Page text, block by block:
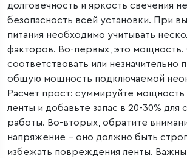
долговечность и яркость свечения
безопасность всей установки. При
питания необходимо учитывать
факторов. Во-первых, это мощность.
соответствовать или незначительно
общую мощность подключаемой
Расчет прост: суммируйте
ленты и добавьте запас в 20-30% для
работы. Во-вторых, обратите
напряжение – оно должно быть
избежать повреждения ленты.